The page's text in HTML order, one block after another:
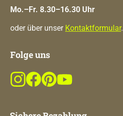
Mo.–Fr. 8.30–16.30 Uhr
oder über unser Kontaktformular.
Folge uns